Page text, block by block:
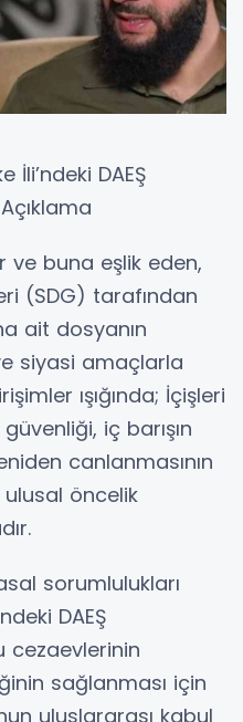
İli’ndeki DAEŞ
ve buna eşlik eden,
(SDG) tarafından
ait dosyanın
siyasi amaçlarla
ışığında; İçişleri
iç barışın
canlanmasının
öncelik
sorumlulukları
DAEŞ
cezaevlerinin
sağlanması için
uluslararası kabul